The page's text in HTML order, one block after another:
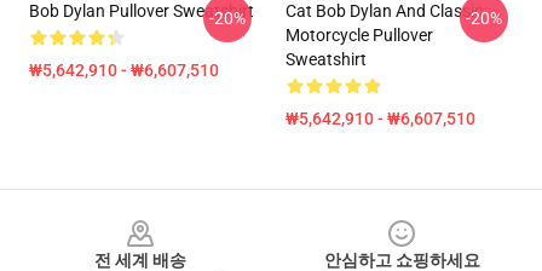
Bob Dylan Pullover Sweatshirt
₩5,642,910 - ₩6,607,510
-20%
Cat Bob Dylan And Classic
Motorcycle Pullover
Sweatshirt
₩5,642,910 - ₩6,607,510
-20%
전 세계 배송
안심하고 쇼핑하세요